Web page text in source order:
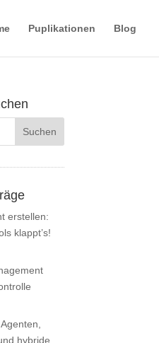
Puplikationen Blog
erstellen:
klappt’s!
hybride